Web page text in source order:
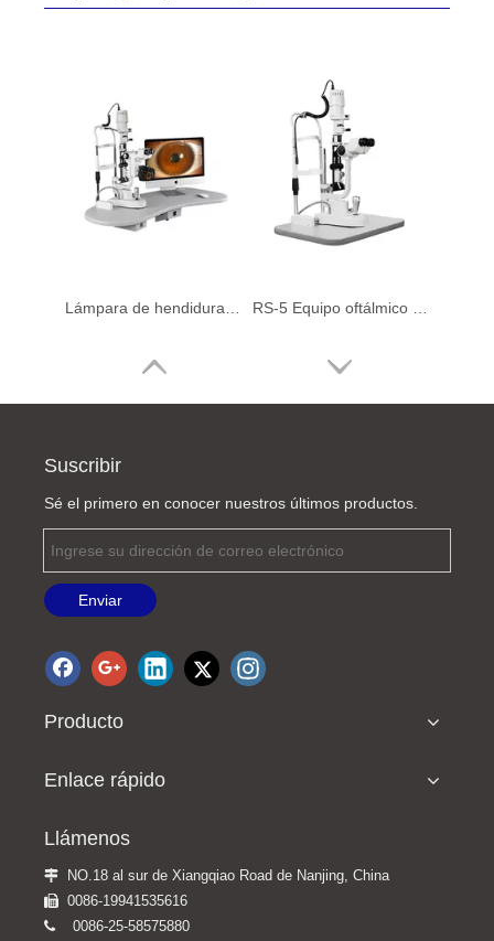
Suscribir
Sé el primero en conocer nuestros últimos productos.
Enviar
Producto
Enlace rápido
Llámenos
 NO.18 al sur de Xiangqiao Road de Nanjing, China
 0086-19941535616
 0086-25-58575880